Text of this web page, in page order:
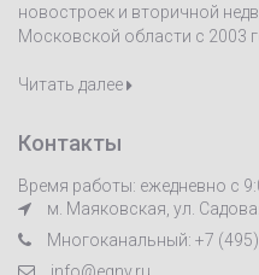
новостроек и вторичной
Московской области с 2003
Читать далее
Контакты
Время работы: ежедневно с
м. Маяковская, ул.
Многоканальный: +7